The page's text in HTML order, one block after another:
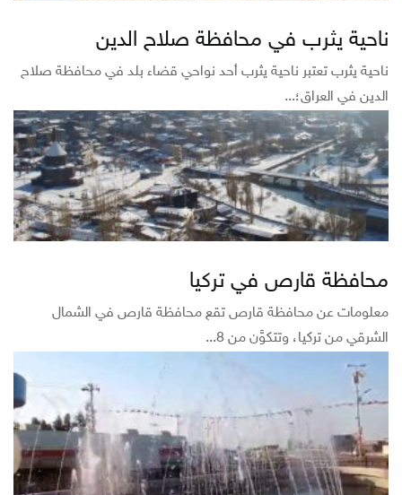
ناحية يثرب في محافظة صلاح الدين
ناحية يثرب تعتبر ناحية يثرب أحد نواحي قضاء بلد في محافظة صلاح
الدين في العراق؛...
محافظة قارص في تركيا
معلومات عن محافظة قارص تقع محافظة قارص في الشمال
الشرقي من تركيا، وتتكوَّن من 8...